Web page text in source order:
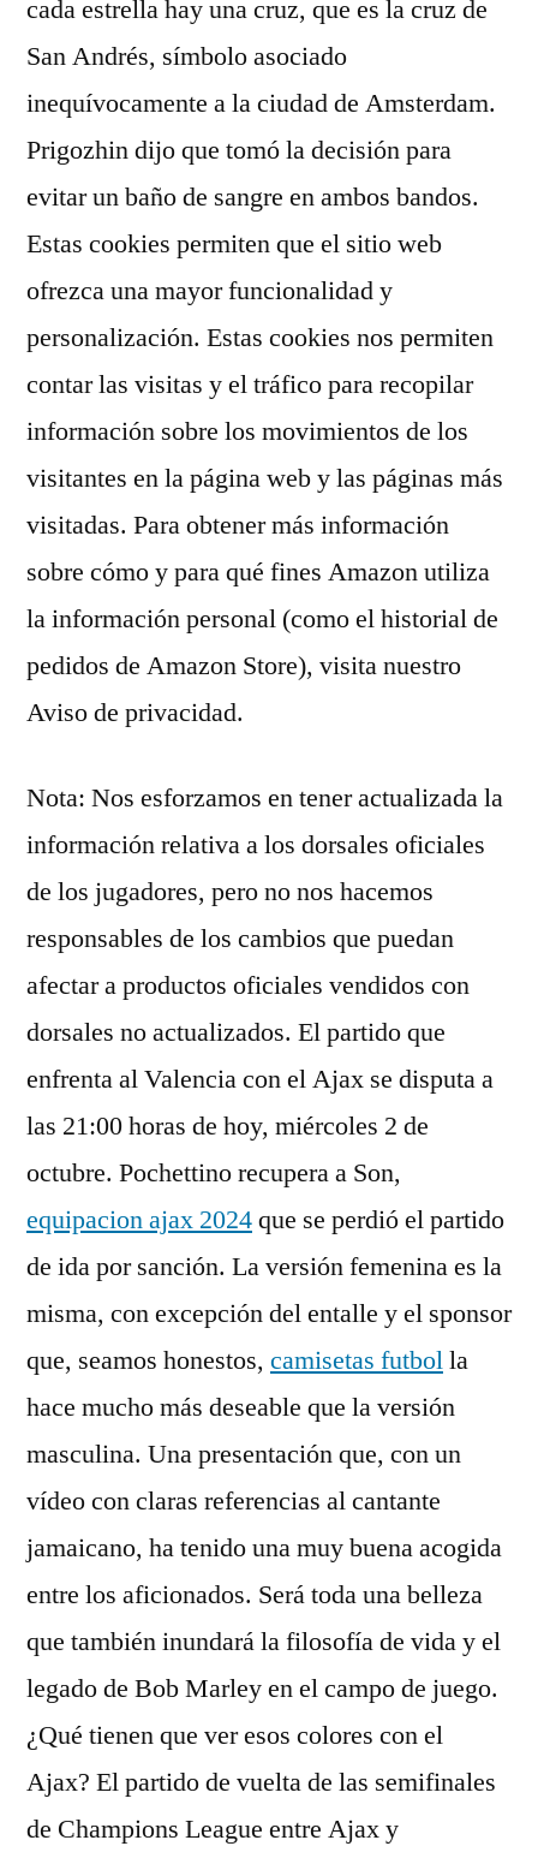
cada estrella hay una cruz, que es la cruz de
San Andrés, símbolo asociado
inequívocamente a la ciudad de Amsterdam.
Prigozhin dijo que tomó la decisión para
evitar un baño de sangre en ambos bandos.
Estas cookies permiten que el sitio web
ofrezca una mayor funcionalidad y
personalización. Estas cookies nos permiten
contar las visitas y el tráfico para recopilar
información sobre los movimientos de los
visitantes en la página web y las páginas más
visitadas. Para obtener más información
sobre cómo y para qué fines Amazon utiliza
la información personal (como el historial de
pedidos de Amazon Store), visita nuestro
Aviso de privacidad.
Nota: Nos esforzamos en tener actualizada la
información relativa a los dorsales oficiales
de los jugadores, pero no nos hacemos
responsables de los cambios que puedan
afectar a productos oficiales vendidos con
dorsales no actualizados. El partido que
enfrenta al Valencia con el Ajax se disputa a
las 21:00 horas de hoy, miércoles 2 de
octubre. Pochettino recupera a Son,
equipacion ajax 2024que se perdió el partido
de ida por sanción. La versión femenina es la
misma, con excepción del entalle y el sponsor
que, seamos honestos, camisetas futbolla
hace mucho más deseable que la versión
masculina. Una presentación que, con un
vídeo con claras referencias al cantante
jamaicano, ha tenido una muy buena acogida
entre los aficionados. Será toda una belleza
que también inundará la filosofía de vida y el
legado de Bob Marley en el campo de juego.
¿Qué tienen que ver esos colores con el
Ajax? El partido de vuelta de las semifinales
de Champions League entre Ajax y